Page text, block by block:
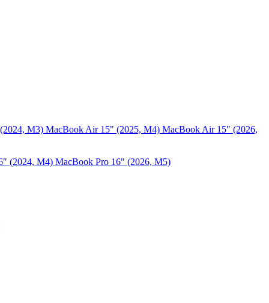
M3) MacBook Air 15" (2025, M4) MacBook Air 15″ (2026,
(2024, M4) MacBook Pro 16" (2026, M5)